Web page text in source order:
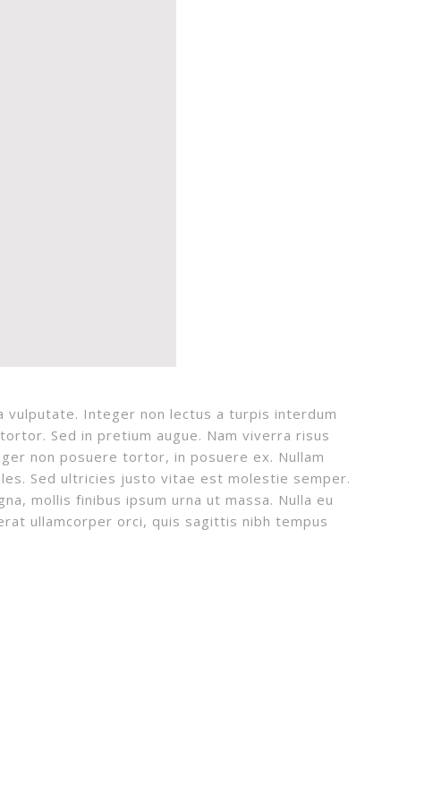
vulputate. Integer non lectus a turpis interdum
Sed in pretium augue. Nam viverra risus
non posuere tortor, in posuere ex. Nullam
Sed ultricies justo vitae est molestie semper.
mollis finibus ipsum urna ut massa. Nulla eu
ullamcorper orci, quis sagittis nibh tempus